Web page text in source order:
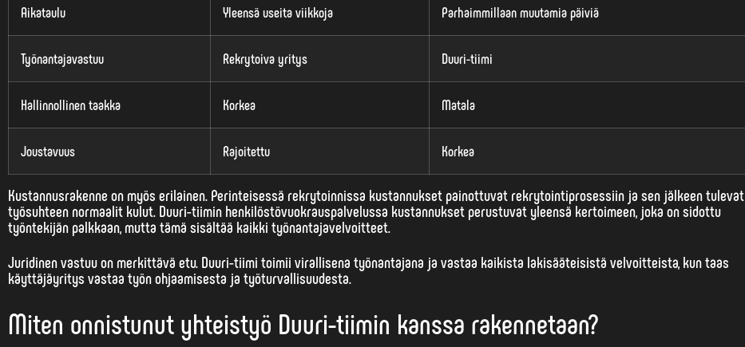
Aikataulu Yleensä useita viikkoja Parhaimmillaan muutamia päiviä
Työnantajavastuu Rekrytoiva yritys Duuri-tiimi
Hallinnollinen taakka Korkea Matala
Joustavuus Rajoitettu Korkea
Kustannusrakenne on myös erilainen. Perinteisessä rekrytoinnissa kustannukset painottuvat rekrytointiprosessiin ja sen jälkeen tulevat
työsuhteen normaalit kulut. Duuri-tiimin henkilöstövuokrauspalvelussa kustannukset perustuvat yleensä kertoimeen, joka on sidottu
työntekijän palkkaan, mutta tämä sisältää kaikki työnantajavelvoitteet.
Juridinen vastuu on merkittävä etu. Duuri-tiimi toimii virallisena työnantajana ja vastaa kaikista lakisääteisistä velvoitteista, kun taas
käyttäjäyritys vastaa työn ohjaamisesta ja työturvallisuudesta.
Miten onnistunut yhteistyö Duuri-tiimin kanssa rakennetaan?